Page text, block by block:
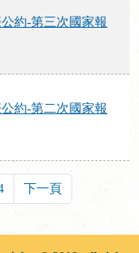
約-第三次國家報
約-第二次國家報
下一頁